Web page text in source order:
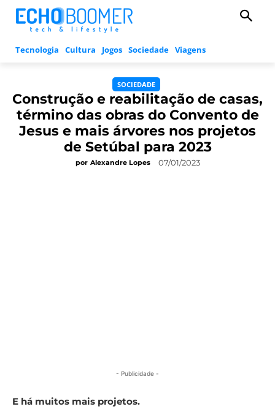
Tecnologia Cultura Jogos Sociedade Viagens
SOCIEDADE
Construção e reabilitação de casas,
término das obras do Convento de
Jesus e mais árvores nos projetos
de Setúbal para 2023
por Alexandre Lopes 07/01/2023
- Publicidade -
E há muitos mais projetos.